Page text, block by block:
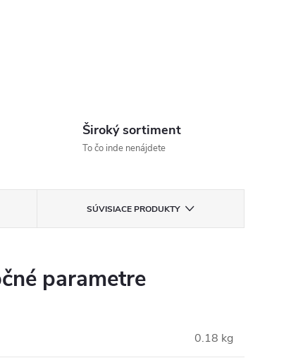
Široký sortiment
To čo inde nenájdete
SÚVISIACE PRODUKTY
parametre
0.18 kg